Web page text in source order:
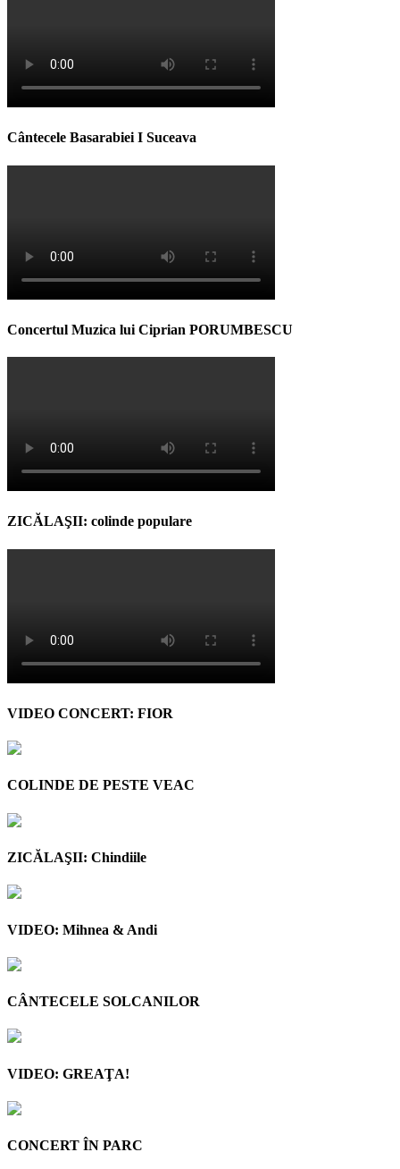
Cântecele Basarabiei I Suceava
Concertul Muzica lui Ciprian PORUMBESCU
ZICĂLAŞII: colinde populare
VIDEO CONCERT: FIOR
COLINDE DE PESTE VEAC
ZICĂLAŞII: Chindiile
VIDEO: Mihnea & Andi
CÂNTECELE SOLCANILOR
VIDEO: GREAŢA!
CONCERT ÎN PARC